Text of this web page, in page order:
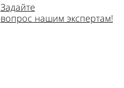
Задайте
вопрос нашим экспертам!